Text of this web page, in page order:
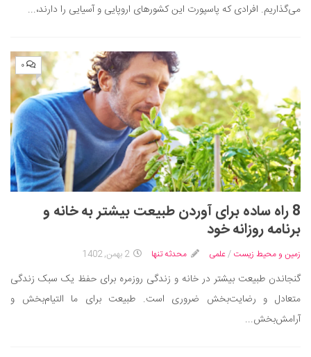
می‌گذاریم. افرادی که پاسپورت این کشورهای اروپایی و آسیایی را دارند،...
۰
8 راه ساده برای آوردن طبیعت بیشتر به خانه و
برنامه روزانه خود
زمین و محیط زیست /علمی محدثه تنها 2 بهمن, 1402
گنجاندن طبیعت بیشتر در خانه و زندگی روزمره برای حفظ یک سبک زندگی
متعادل و رضایت‌بخش ضروری است. طبیعت برای ما التیام‌بخش و
آرامش‌بخش...